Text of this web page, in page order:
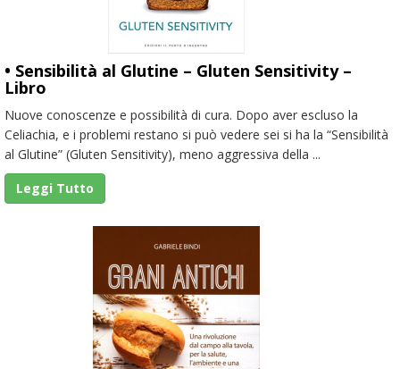
• Sensibilità al Glutine – Gluten Sensitivity –
Libro
Nuove conoscenze e possibilità di cura. Dopo aver escluso la
Celiachia, e i problemi restano si può vedere sei si ha la “Sensibilità
al Glutine” (Gluten Sensitivity), meno aggressiva della ...
Leggi Tutto